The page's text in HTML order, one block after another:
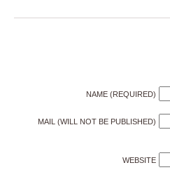
NAME (REQUIRED)
MAIL (WILL NOT BE PUBLISHED)
WEBSITE